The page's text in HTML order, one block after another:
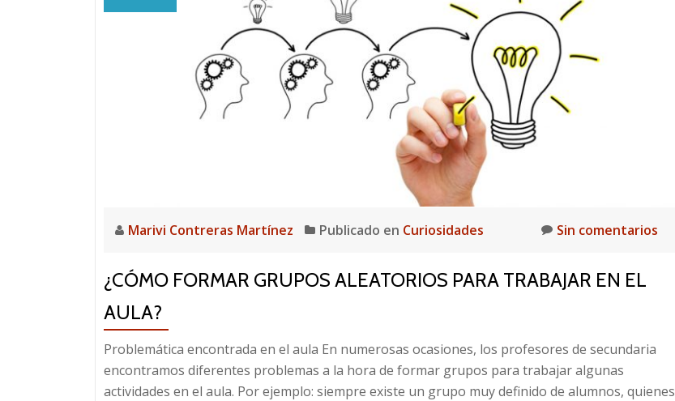
Marivi Contreras Martínez Publicado en Curiosidades Sin comentarios
¿CÓMO FORMAR GRUPOS ALEATORIOS PARA TRABAJAR EN EL
AULA?
Problemática encontrada en el aula En numerosas ocasiones, los profesores de secundaria
encontramos diferentes problemas a la hora de formar grupos para trabajar algunas
actividades en el aula. Por ejemplo: siempre existe un grupo muy definido de alumnos, quienes